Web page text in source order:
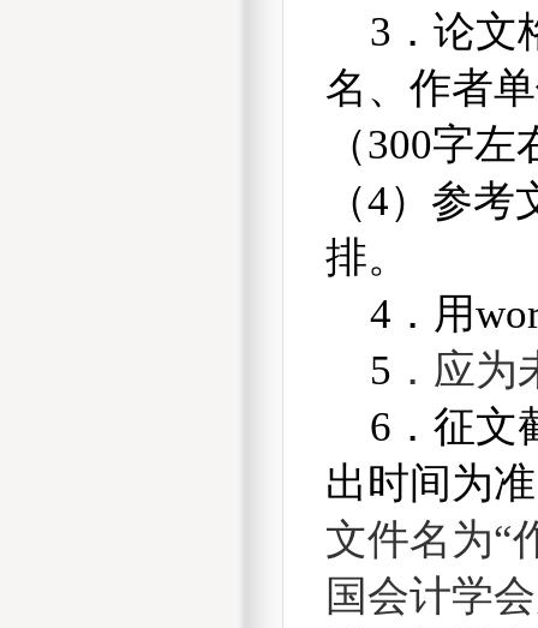
3 ．论文
名、作者
（300字左
（4）参考
排。
4 ．用
5 ． 应为
6 ．征
出时间为
文件名为“
国会计学